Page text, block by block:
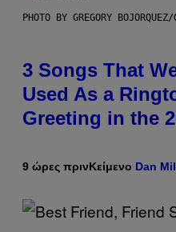
PHOTO BY GREGORY
3 Songs That
Used As a
Greeting in the
9 ώρες πρινΚείμενο Dan